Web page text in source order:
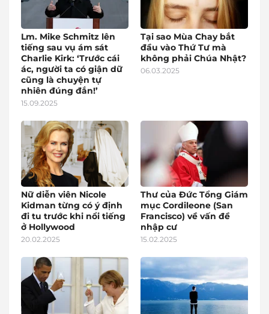
Lm. Mike Schmitz lên
tiếng sau vụ ám sát
Charlie Kirk: ‘Trước cái
ác, người ta có giận dữ
cũng là chuyện tự
nhiên đúng đắn!’
15.09.2025
Tại sao Mùa Chay bắt
đầu vào Thứ Tư mà
không phải Chúa Nhật?
06.03.2025
Nữ diễn viên Nicole
Kidman từng có ý định
đi tu trước khi nổi tiếng
ở Hollywood
20.02.2025
Thư của Đức Tổng Giám
mục Cordileone (San
Francisco) về vấn đề
nhập cư
15.02.2025